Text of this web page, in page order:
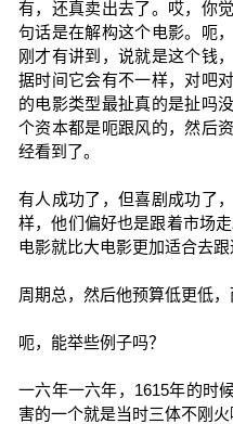
有，还真卖出去了。哎，你
句话是在解构这个电影。呃
刚才有讲到，说就是这个钱
据时间它会有不一样，对吧
的电影类型最扯真的是扯吗
个资本都是呃跟风的，然后
经看到了。
有人成功了，但喜剧成功了
样，他们偏好也是跟着市场
电影就比大电影更加适合去跟
周期总，然后他预算低更低，
呃，能举些例子吗？
一六年一六年，1615年的时
害的一个就是当时三体不刚火